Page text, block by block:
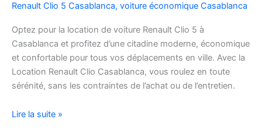
Renault Clio 5 Casablanca, voiture économique Casablanca
Optez pour la location de voiture Renault Clio 5 à
Casablanca et profitez d’une citadine moderne, économique
et confortable pour tous vos déplacements en ville. Avec la
Location Renault Clio Casablanca, vous roulez en toute
sérénité, sans les contraintes de l’achat ou de l’entretien.
Location
Lire la suite »